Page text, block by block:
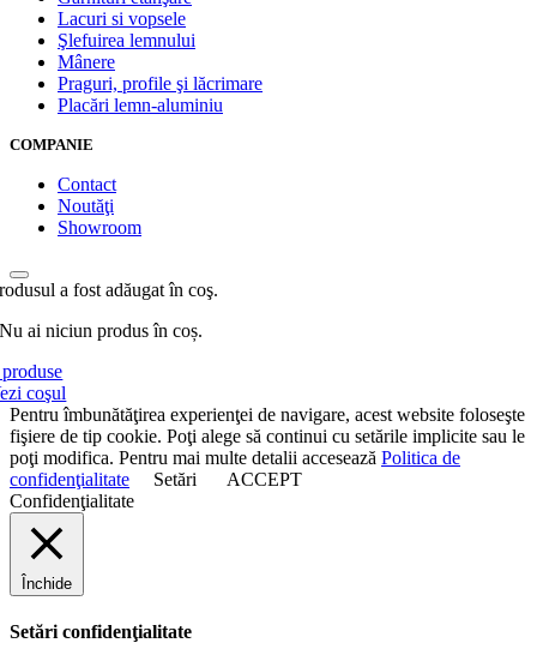
Lacuri si vopsele
Şlefuirea lemnului
Mânere
Praguri, profile şi lăcrimare
Placări lemn-aluminiu
COMPANIE
Contact
Noutăţi
Showroom
a fost adăugat în coş.
Nu ai niciun produs în coș.
coşul
Pentru îmbunătăţirea experienţei de navigare, acest website foloseşte
fişiere de tip cookie. Poţi alege să continui cu setările implicite sau le
poţi modifica. Pentru mai multe detalii accesează Politica de
confidenţialitate
Setări
ACCEPT
Confidenţialitate
Închide
Setări confidenţialitate